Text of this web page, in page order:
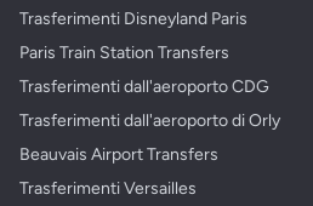
Trasferimenti Disneyland Paris
Paris Train Station Transfers
Trasferimenti dall'aeroporto CDG
Trasferimenti dall'aeroporto di Orly
Beauvais Airport Transfers
Trasferimenti Versailles